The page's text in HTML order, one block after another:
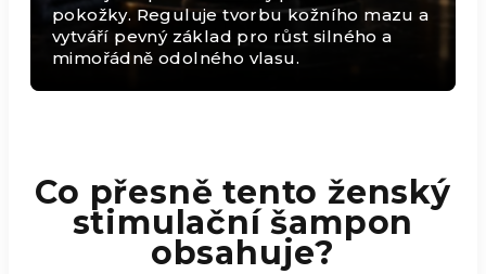
pokožky. Reguluje tvorbu kožního mazu a
vytváří pevný základ pro růst silného a
mimořádně odolného vlasu.
Co přesně tento ženský
stimulační šampon
obsahuje?